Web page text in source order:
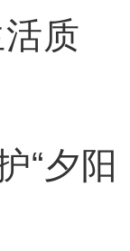
质
“夕阳